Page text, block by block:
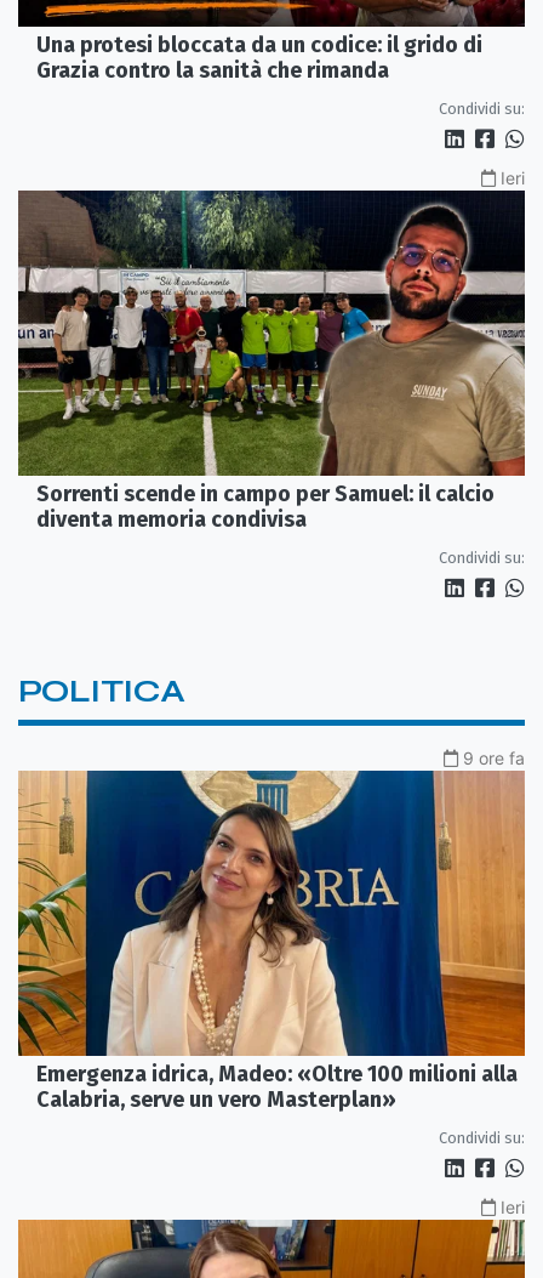
Una protesi bloccata da un codice: il grido di
Grazia contro la sanità che rimanda
Condividi su:
Ieri
Sorrenti scende in campo per Samuel: il calcio
diventa memoria condivisa
Condividi su:
POLITICA
9 ore fa
Emergenza idrica, Madeo: «Oltre 100 milioni alla
Calabria, serve un vero Masterplan»
Condividi su:
Ieri